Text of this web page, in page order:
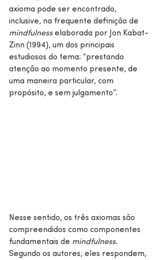
axioma pode ser encontrado,
inclusive, na frequente definição de
mindfulness elaborada por Jon Kabat-
Zinn (1994), um dos principais
estudiosos do tema: “prestando
atenção ao momento presente, de
uma maneira particular, com
propósito, e sem julgamento”.
Nesse sentido, os três axiomas são
compreendidos como componentes
fundamentais de mindfulness.
Segundo os autores, eles respondem,